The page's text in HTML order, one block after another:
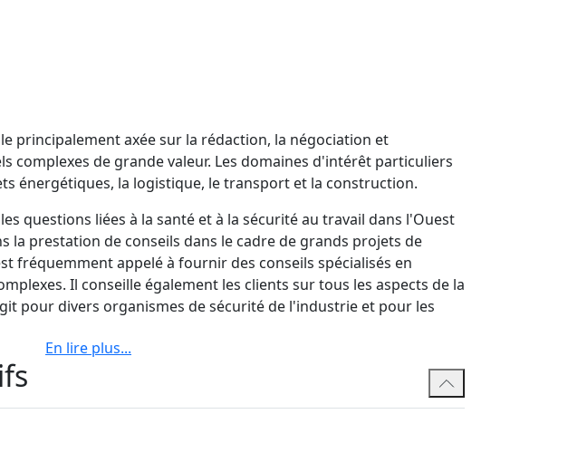
principalement axée sur la rédaction, la négociation et
complexes de grande valeur. Les domaines d'intérêt particuliers
énergétiques, la logistique, le transport et la construction.
questions liées à la santé et à la sécurité au travail dans l'Ouest
la prestation de conseils dans le cadre de grands projets de
fréquemment appelé à fournir des conseils spécialisés en
Il conseille également les clients sur tous les aspects de la
pour divers organismes de sécurité de l'industrie et pour les
à l'interne pour une société minière canadienne de premier
d'une entreprise minière, y compris : la négociation et la
internationaux et nationaux; le chargement, l'entreposage, la
l'exploitation quotidienne d'une mine en exploitation; et la
et d'achat d'équipement.
En lire plus...